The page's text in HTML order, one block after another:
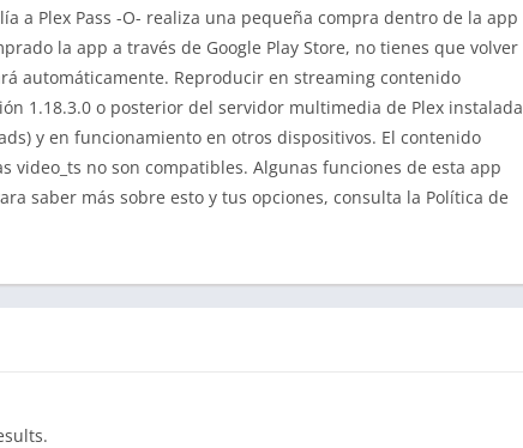
a Plex Pass -O- realiza una pequeña compra dentro de la app
la app a través de Google Play Store, no tienes que volver
automáticamente. Reproducir en streaming contenido
1.18.3.0 o posterior del servidor multimedia de Plex instalada
y en funcionamiento en otros dispositivos. El contenido
video_ts no son compatibles. Algunas funciones de esta app
saber más sobre esto y tus opciones, consulta la Política de